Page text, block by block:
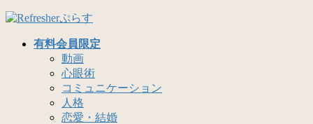
コ
ナ
有料会員限定
動画
心眼術
コミュニケーション
人格
恋愛・結婚